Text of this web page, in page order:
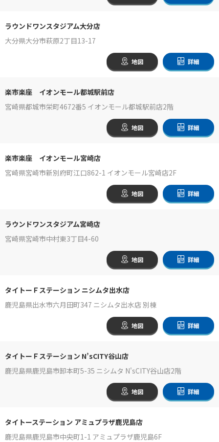
ラウンドワンスタジアム大分店
大分県大分市萩原2丁目13-17
地図 詳細
楽市楽座 イオンモール都城駅前店
宮崎県都城市栄町4672番5 イオンモール都城駅前店2階
地図 詳細
楽市楽座 イオンモール宮崎店
宮崎県宮崎市新別府町江口862-1 イオンモール宮崎店2F
地図 詳細
ラウンドワンスタジアム宮崎店
宮崎県宮崎市中村東3丁目4-60
地図 詳細
タイトーＦステーション ニシムタ出水店
鹿児島県出水市六月田町347 ニシムタ出水店 別棟
地図 詳細
タイトーＦステーション N’sCITY谷山店
鹿児島県鹿児島市卸本町5-35 ニシムタ N'sCITY谷山店2階
地図 詳細
タイトーステーション アミュプラザ鹿児島店
鹿児島県鹿児島市中央町1-1 アミュプラザ鹿児島6F